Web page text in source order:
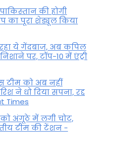
की होगी
का पूरा शेड्यूल किया
ये गेंदबाज, अब कपिल
पर, टॉप-10 में एंट्री
टीम को अब नहीं
ने धो दिया सपना, रद्द
Times
अंगूठे में लगी चोट,
टीम की टेंशन -